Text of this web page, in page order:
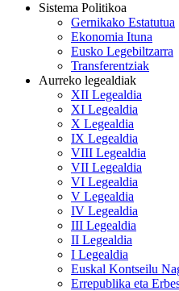
Sistema Politikoa
Gernikako Estatutua
Ekonomia Ituna
Eusko Legebiltzarra
Transferentziak
Aurreko legealdiak
XII Legealdia
XI Legealdia
X Legealdia
IX Legealdia
VIII Legealdia
VII Legealdia
VI Legealdia
V Legealdia
IV Legealdia
III Legealdia
II Legealdia
I Legealdia
Euskal Kontseilu
Errepublika eta